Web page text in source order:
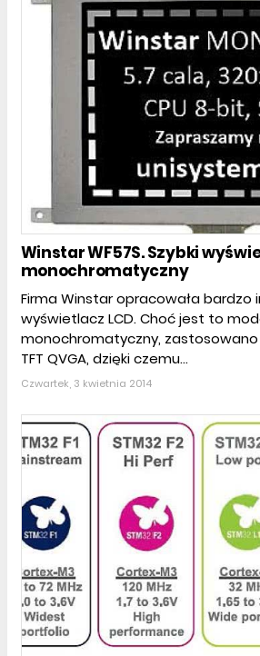
Winstar WF57S. Szybki
monochromatyczny
Firma Winstar opracowała bardzo
wyświetlacz LCD. Choć jest to
monochromatyczny,
TFT QVGA, dzięki czemu...
Czwartek, 3 kwietnia 2014